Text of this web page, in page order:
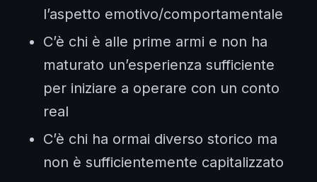
l’aspetto emotivo/comportamentale
C’è chi è alle prime armi e non ha
maturato un’esperienza sufficiente
per iniziare a operare con un conto
real
C’è chi ha ormai diverso storico ma
non è sufficientemente capitalizzato